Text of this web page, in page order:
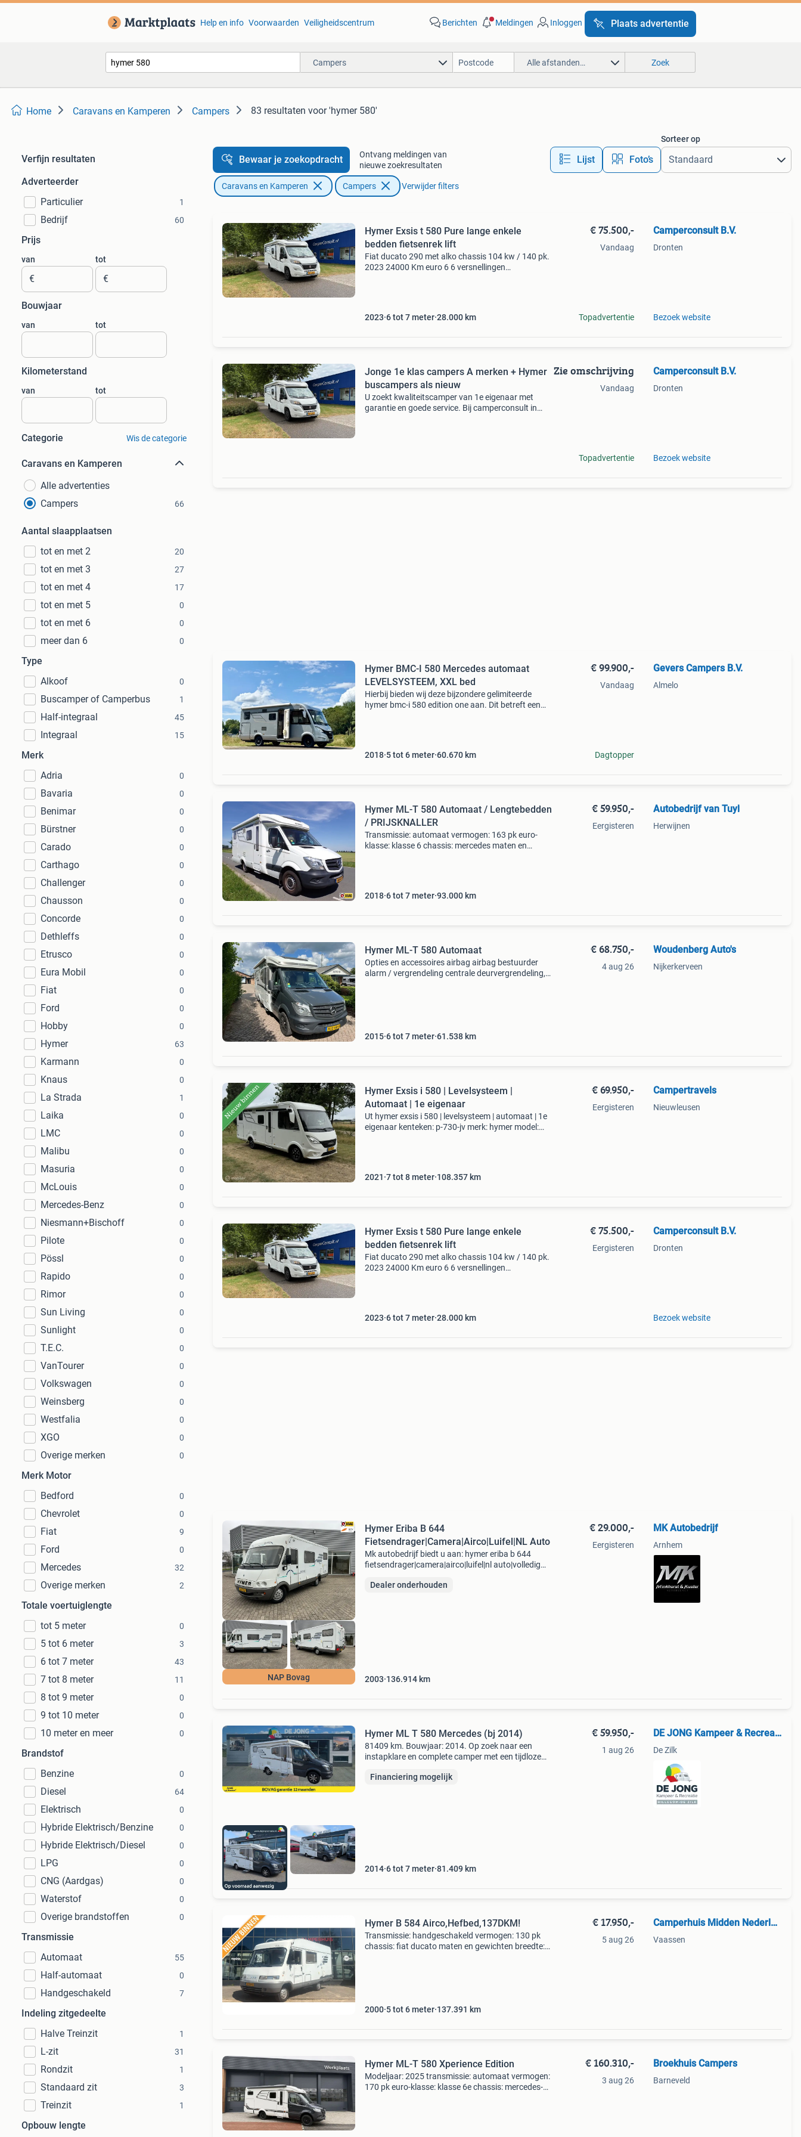
Help en info Voorwaarden Veiligheidscentrum Berichten Meldingen Inloggen Plaats advertentie
Campers Alle afstanden… Zoek
Home Caravans en Kamperen Campers 83 resultaten voor 'hymer 580'
Verfijn resultaten
Adverteerder
Particulier
1
Bedrijf 60
Prijs
van
€
tot
€
Bouwjaar
van tot
Kilometerstand
van tot
Categorie Wis de categorie
Caravans en Kamperen
Alle advertenties
Campers
66
Aantal slaapplaatsen
tot en met 2
20
tot en met 3 27
tot en met 4 17
tot en met 5 0
tot en met 6 0
meer dan 6 0
Type
Alkoof
0
Buscamper of Camperbus 1
Half-integraal 45
Integraal 15
Merk
Adria
0
Bavaria 0
Benimar 0
Bürstner 0
Carado 0
Carthago 0
Challenger 0
Chausson 0
Concorde 0
Dethleffs 0
Etrusco 0
Eura Mobil 0
Fiat 0
Ford 0
Hobby 0
Hymer 63
Karmann 0
Knaus 0
La Strada 1
Laika 0
LMC 0
Malibu 0
Masuria 0
McLouis 0
Mercedes-Benz 0
Niesmann+Bischoff 0
Pilote 0
Pössl 0
Rapido 0
Rimor 0
Sun Living 0
Sunlight 0
T.E.C. 0
VanTourer 0
Volkswagen 0
Weinsberg 0
Westfalia 0
XGO 0
Overige merken 0
Merk Motor
Bedford
0
Chevrolet 0
Fiat 9
Ford 0
Mercedes 32
Overige merken 2
Totale voertuiglengte
tot 5 meter
0
5 tot 6 meter 3
6 tot 7 meter 43
7 tot 8 meter 11
8 tot 9 meter 0
9 tot 10 meter 0
10 meter en meer 0
Brandstof
Benzine
0
Diesel 64
Elektrisch 0
Hybride Elektrisch/Benzine 0
Hybride Elektrisch/Diesel 0
LPG 0
CNG (Aardgas) 0
Waterstof 0
Overige brandstoffen 0
Transmissie
Automaat
55
Half-automaat 0
Handgeschakeld 7
Indeling zitgedeelte
Halve Treinzit
1
L-zit 31
Rondzit 1
Standaard zit 3
Treinzit 1
Opbouw lengte
Bewaar je zoekopdracht
Ontvang meldingen van
nieuwe zoekresultaten
Lijst Foto’s
Sorteer op
Caravans en Kamperen Campers Verwijder filters
Hymer Exsis t 580 Pure lange enkele
bedden fietsenrek lift
Fiat ducato 290 met alko chassis 104 kw / 140 pk.
2023 24000 Km euro 6 6 versnellingen
2023 6 tot 7 meter 28.000 km
€ 75.500,-
Vandaag
Topadvertentie
Camperconsult B.V.
Dronten
Bezoek website
Jonge 1e klas campers A merken + Hymer
buscampers als nieuw
U zoekt kwaliteitscamper van 1e eigenaar met
garantie en goede service. Bij camperconsult in
Zie omschrijving
Vandaag
Topadvertentie
Camperconsult B.V.
Dronten
Bezoek website
Hymer BMC-I 580 Mercedes automaat
LEVELSYSTEEM, XXL bed
Hierbij bieden wij deze bijzondere gelimiteerde
hymer bmc-i 580 edition one aan. Dit betreft een
2018 5 tot 6 meter 60.670 km
€ 99.900,-
Vandaag
Dagtopper
Gevers Campers B.V.
Almelo
Hymer ML-T 580 Automaat / Lengtebedden
/ PRIJSKNALLER
Transmissie: automaat vermogen: 163 pk euro-
klasse: klasse 6 chassis: mercedes maten en
2018 6 tot 7 meter 93.000 km
€ 59.950,-
Eergisteren
Autobedrijf van Tuyl
Herwijnen
Hymer ML-T 580 Automaat
Opties en accessoires airbag airbag bestuurder
alarm / vergrendeling centrale deurvergrendeling,
2015 6 tot 7 meter 61.538 km
€ 68.750,-
4 aug 26
Woudenberg Auto's
Nijkerkerveen
Hymer Exsis i 580 | Levelsysteem |
Automaat | 1e eigenaar
Ut hymer exsis i 580 | levelsysteem | automaat | 1e
eigenaar kenteken: p-730-jv merk: hymer model:
2021 7 tot 8 meter 108.357 km
€ 69.950,-
Eergisteren
Campertravels
Nieuwleusen
Hymer Exsis t 580 Pure lange enkele
bedden fietsenrek lift
Fiat ducato 290 met alko chassis 104 kw / 140 pk.
2023 24000 Km euro 6 6 versnellingen
2023 6 tot 7 meter 28.000 km
€ 75.500,-
Eergisteren
Camperconsult B.V.
Dronten
Bezoek website
NAP Bovag
Hymer Eriba B 644
Fietsendrager|Camera|Airco|Luifel|NL Auto
Mk autobedrijf biedt u aan: hymer eriba b 644
fietsendrager|camera|airco|luifel|nl auto|volledig
130.000 Algemene informatie aantal deuren: 2
Dealer onderhouden
2003 136.914 km
€ 29.000,-
Eergisteren
MK Autobedrijf
Arnhem
Hymer ML T 580 Mercedes (bj 2014)
81409 km. Bouwjaar: 2014. Op zoek naar een
instapklare en complete camper met een tijdloze
bekende hoogwaardige hymer kwaliteit met een
Financiering mogelijk
2014 6 tot 7 meter 81.409 km
€ 59.950,-
1 aug 26
DE JONG Kampeer & Recreatie
De Zilk
Hymer B 584 Airco,Hefbed,137DKM!
Transmissie: handgeschakeld vermogen: 130 pk
chassis: fiat ducato maten en gewichten breedte:
2000 5 tot 6 meter 137.391 km
€ 17.950,-
5 aug 26
Camperhuis Midden Nederland
Vaassen
Hymer ML-T 580 Xperience Edition
Modeljaar: 2025 transmissie: automaat vermogen:
170 pk euro-klasse: klasse 6e chassis: mercedes-
€ 160.310,-
3 aug 26
Broekhuis Campers
Barneveld